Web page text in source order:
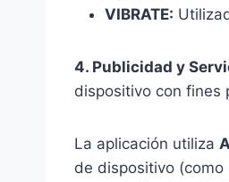
VIBRATE:
4. Publicidad y
dispositivo con fines
La aplicación utiliza
de dispositivo